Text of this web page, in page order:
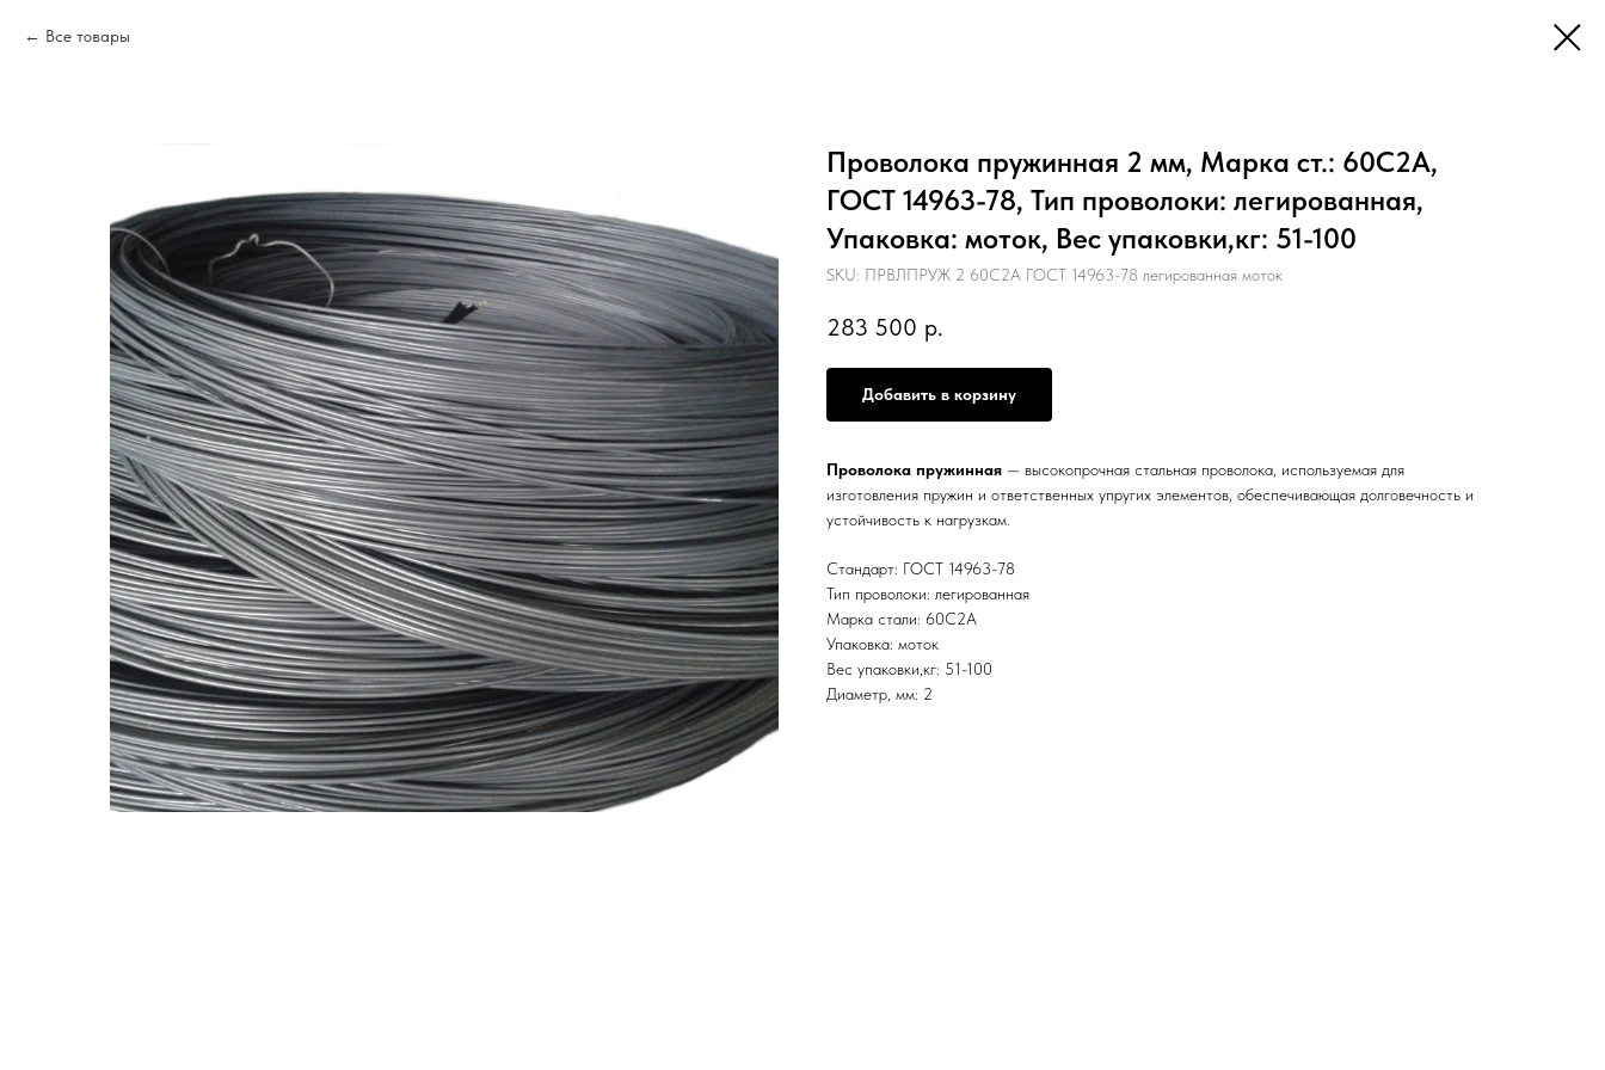
Все товары
Проволока пружинная 2 мм, Марка ст.: 60С2А,
ГОСТ 14963-78, Тип проволоки: легированная,
Упаковка: моток, Вес упаковки,кг: 51-100
SKU: ПРВЛПРУЖ 2 60С2А ГОСТ 14963-78 легированная моток
283 500 р.
Добавить в корзину
Проволока пружинная — высокопрочная стальная проволока, используемая для
изготовления пружин и ответственных упругих элементов, обеспечивающая долговечность и
устойчивость к нагрузкам.
Стандарт: ГОСТ 14963-78
Тип проволоки: легированная
Марка стали: 60С2А
Упаковка: моток
Вес упаковки,кг: 51-100
Диаметр, мм: 2